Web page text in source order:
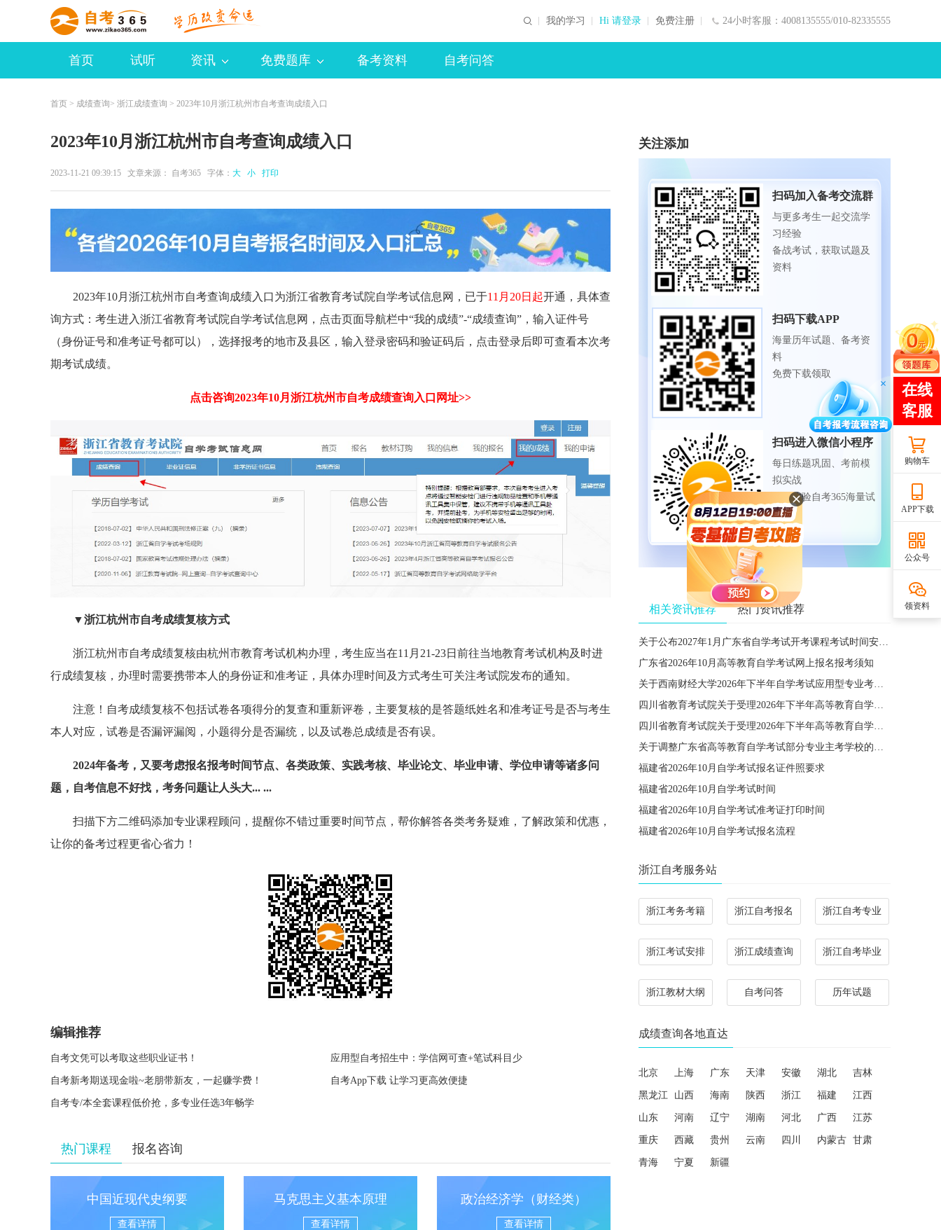
24小时客服：4008135555/010-82335555
我的学习 Hi 请登录 免费注册
首页 试听 资讯 免费题库 备考资料 自考问答
首页 > 成绩查询> 浙江成绩查询 > 2023年10月浙江杭州市自考查询成绩入口
2023年10月浙江杭州市自考查询成绩入口
2023-11-21 09:39:15 文章来源： 自考365 字体： 大 小 打印
2023年10月浙江杭州市自考查询成绩入口为浙江省教育考试院自学考试信息网，已于11月20日起开通，具体查
询方式：考生进入浙江省教育考试院自学考试信息网，点击页面导航栏中“我的成绩”-“成绩查询”，输入证件号
（身份证号和准考证号都可以），选择报考的地市及县区，输入登录密码和验证码后，点击登录后即可查看本次考
期考试成绩。
点击咨询2023年10月浙江杭州市自考成绩查询入口网址>>
▼浙江杭州市自考成绩复核方式
浙江杭州市自考成绩复核由杭州市教育考试机构办理，考生应当在11月21-23日前往当地教育考试机构及时进
行成绩复核，办理时需要携带本人的身份证和准考证，具体办理时间及方式考生可关注考试院发布的通知。
注意！自考成绩复核不包括试卷各项得分的复查和重新评卷，主要复核的是答题纸姓名和准考证号是否与考生
本人对应，试卷是否漏评漏阅，小题得分是否漏统，以及试卷总成绩是否有误。
2024年备考，又要考虑报名报考时间节点、各类政策、实践考核、毕业论文、毕业申请、学位申请等诸多问
题，自考信息不好找，考务问题让人头大... ...
扫描下方二维码添加专业课程顾问，提醒你不错过重要时间节点，帮你解答各类考务疑难，了解政策和优惠，
让你的备考过程更省心省力！
编辑推荐
自考文凭可以考取这些职业证书！ 应用型自考招生中：学信网可查+笔试科目少
自考新考期送现金啦~老朋带新友，一起赚学费！ 自考App下载 让学习更高效便捷
自考专/本全套课程低价抢，多专业任选3年畅学
热门课程 报名咨询
中国近现代史纲要
查看详情
马克思主义基本原理
查看详情
政治经济学（财经类）
查看详情
关注添加
扫码加入备考交流群
与更多考生一起交流学
习经验
备战考试，获取试题及
资料
扫码下载APP
海量历年试题、备考资
料
免费下载领取
扫码进入微信小程序
每日练题巩固、考前模
拟实战
免费体验自考365海量试
题
相关资讯推荐 热门资讯推荐
关于公布2027年1月广东省自学考试开考课程考试时间安排和使用教材的通知
广东省2026年10月高等教育自学考试网上报名报考须知
关于西南财经大学2026年下半年自学考试应用型专业考籍更改办理的通知
四川省教育考试院关于受理2026年下半年高等教育自学考试省际转考申请的通告
四川省教育考试院关于受理2026年下半年高等教育自学考试考籍更改申请的通告
关于调整广东省高等教育自学考试部分专业主考学校的通知
福建省2026年10月自学考试报名证件照要求
福建省2026年10月自学考试时间
福建省2026年10月自学考试准考证打印时间
福建省2026年10月自学考试报名流程
浙江自考服务站
浙江考务考籍 浙江自考报名 浙江自考专业
浙江考试安排 浙江成绩查询 浙江自考毕业
浙江教材大纲 自考问答 历年试题
成绩查询各地直达
北京 上海 广东 天津 安徽 湖北 吉林
黑龙江 山西 海南 陕西 浙江 福建 江西
山东 河南 辽宁 湖南 河北 广西 江苏
重庆 西藏 贵州 云南 四川 内蒙古 甘肃
青海 宁夏 新疆
购物车
APP下载
公众号
领资料